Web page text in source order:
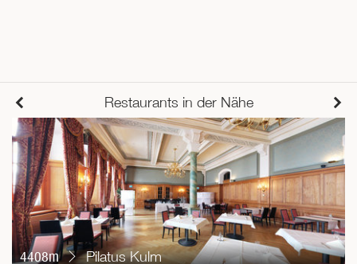
Restaurants in der Nähe
4408m Pilatus Kulm